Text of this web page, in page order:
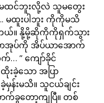
င်ဘူးလို့လဲ သူမတွေး
ထူးပါဘူး ကိုကိုမသိ
ယ်။ နို့မို့ဆိုကိုကိုရှက်သွား
ာအုပ်ကို အိပ်ယာအောက်
” ကျော်ခိုင်
ထိုးခဲ့သော အပြာ
န်းမသိ။ သူငယ်ချင်း
က်ခွတော့ကျပြီ။ တစ်